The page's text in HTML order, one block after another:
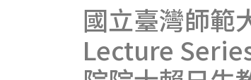
國立臺灣師範
Lecture